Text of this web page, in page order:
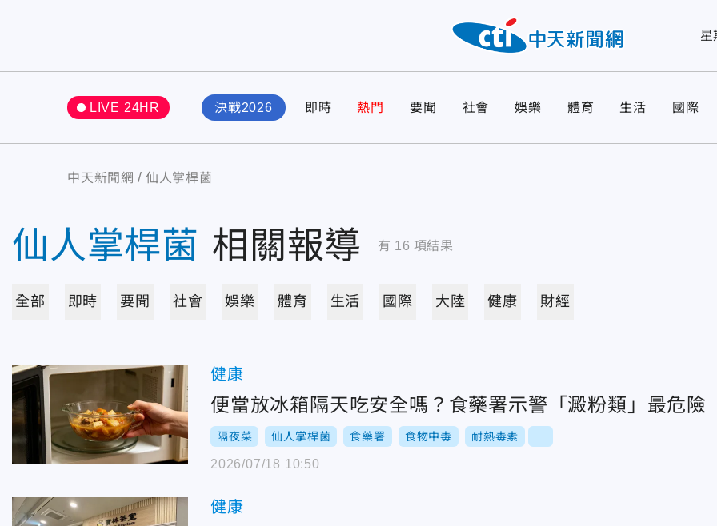
星
LIVE 24HR 決戰2026 即時 熱門 要聞 社會 娛樂 體育 生活 國際
中天新聞網 仙人掌桿菌
仙人掌桿菌 相關報導 有 16 項結果
全部 即時 要聞 社會 娛樂 體育 生活 國際 大陸 健康 財經
健康
便當放冰箱隔天吃安全嗎？食藥署示警「澱粉類」最危險
隔夜菜 仙人掌桿菌 食藥署 食物中毒 耐熱毒素
2026/07/18 10:50
健康